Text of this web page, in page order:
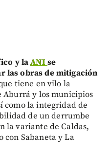
y laANI se
las obras de mitigación
tiene en vilo la
y los municipios
como la integridad de
de un derrumbe
la variante de Caldas,
con Sabaneta y La